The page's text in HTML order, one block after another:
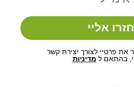
את פרטיי לצורך יצירת קשר
בהתאם ל מדיניות
אליי